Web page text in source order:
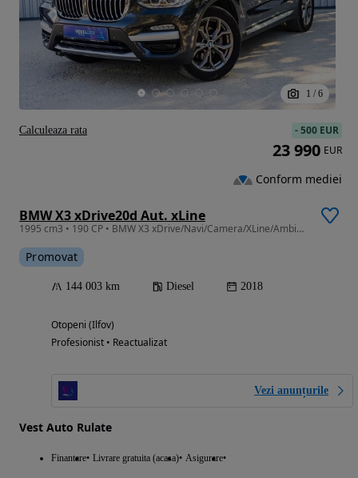
1 / 6
BMW X3 xDrive20d Aut. xLine
1995 cm3 • 190 CP • BMW X3 xDrive/Navi/Camera/XLine/Ambientala - Finanțare
Promovat
144 003 km Diesel 2018
Otopeni (Ilfov)
Profesionist • Reactualizat
Vezi anunțurile
Vest Auto Rulate
Finantare Livrare gratuita (acasa) Asigurare
-500 EUR
23 990 EUR
Conform mediei
Calculeaza rata